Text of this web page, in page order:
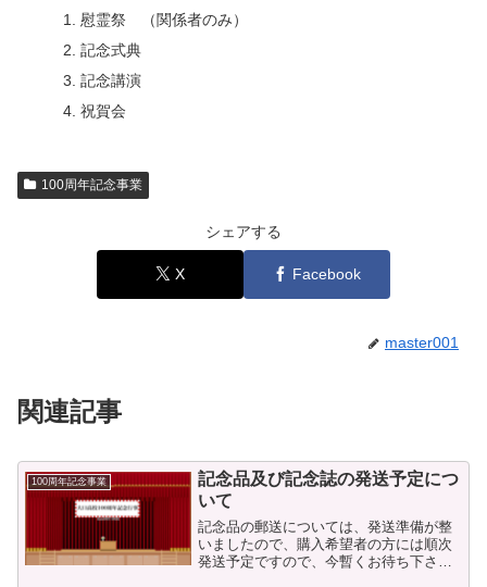
慰霊祭 （関係者のみ）
記念式典
記念講演
祝賀会
100周年記念事業
シェアする
X Facebook
master001
関連記事
100周年記念事業
記念品及び記念誌の発送予定につ
いて
記念品の郵送については、発送準備が整
いましたので、購入希望者の方には順次
発送予定ですので、今暫くお待ち下さ